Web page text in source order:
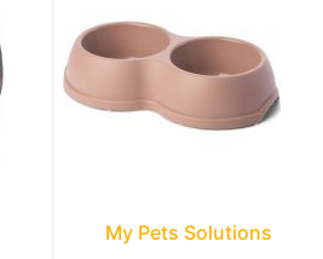
My Pets Solutions